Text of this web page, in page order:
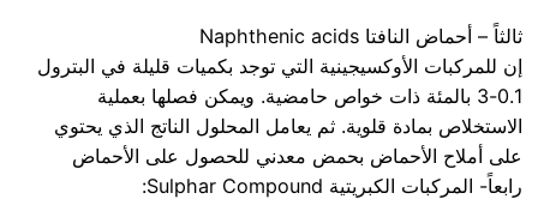
ثالثاً – أحماض النافتا Naphthenic acids
إن للمركبات الأوكسيجينية التي توجد بكميات قليلة في البترول
0.1-3 بالمئة ذات خواص حامضية. ويمكن فصلها بعملية
الاستخلاص بمادة قلوية. ثم يعامل المحلول الناتج الذي يحتوي
على أملاح الأحماض بحمض معدني للحصول على الأحماض
رابعاً- المركبات الكبريتية Sulphar Compound: